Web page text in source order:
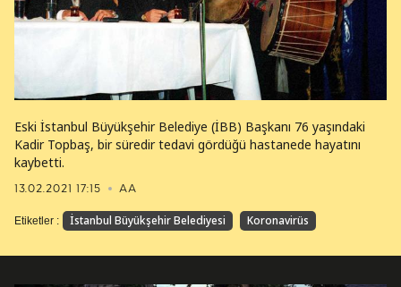
13.02.2021 17:15 AA
Eski İstanbul Büyükşehir Belediye (İBB) Başkanı 76 yaşındaki
Kadir Topbaş, bir süredir tedavi gördüğü hastanede hayatını
kaybetti.
Etiketler : İstanbul Büyükşehir Belediyesi Koronavirüs